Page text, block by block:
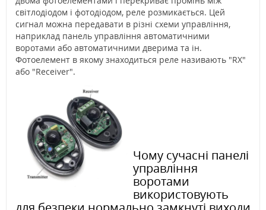
світлодіодом і фотодіодом, реле розмикається. Цей
сигнал можна передавати в різні схеми управління,
наприклад панель управління автоматичними
воротами або автоматичними дверима та ін.
Фотоелемент в якому знаходиться реле називають "RX"
або "Receiver".
Чому сучасні панелі
управління
воротами
використовують